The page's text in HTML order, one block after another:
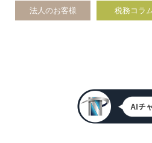
法人のお客様 税務コラ